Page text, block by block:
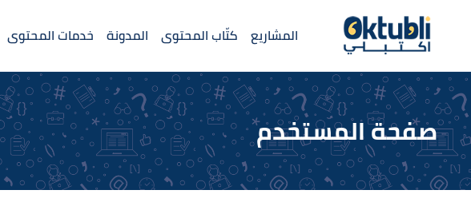
المشاريع كتّاب المحتوى المدونة خدمات المحتوى
صفحة المستخدم